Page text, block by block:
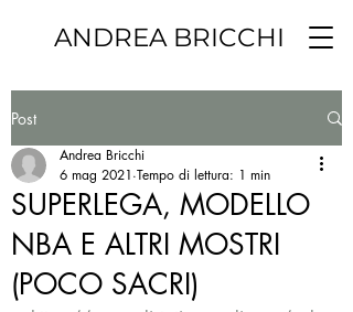
ANDREA BRICCHI
Post
SUPERLEGA, MODELLO
NBA E ALTRI MOSTRI
(POCO SACRI)
Andrea Bricchi
6 mag 2021 Tempo di lettura: 1 min